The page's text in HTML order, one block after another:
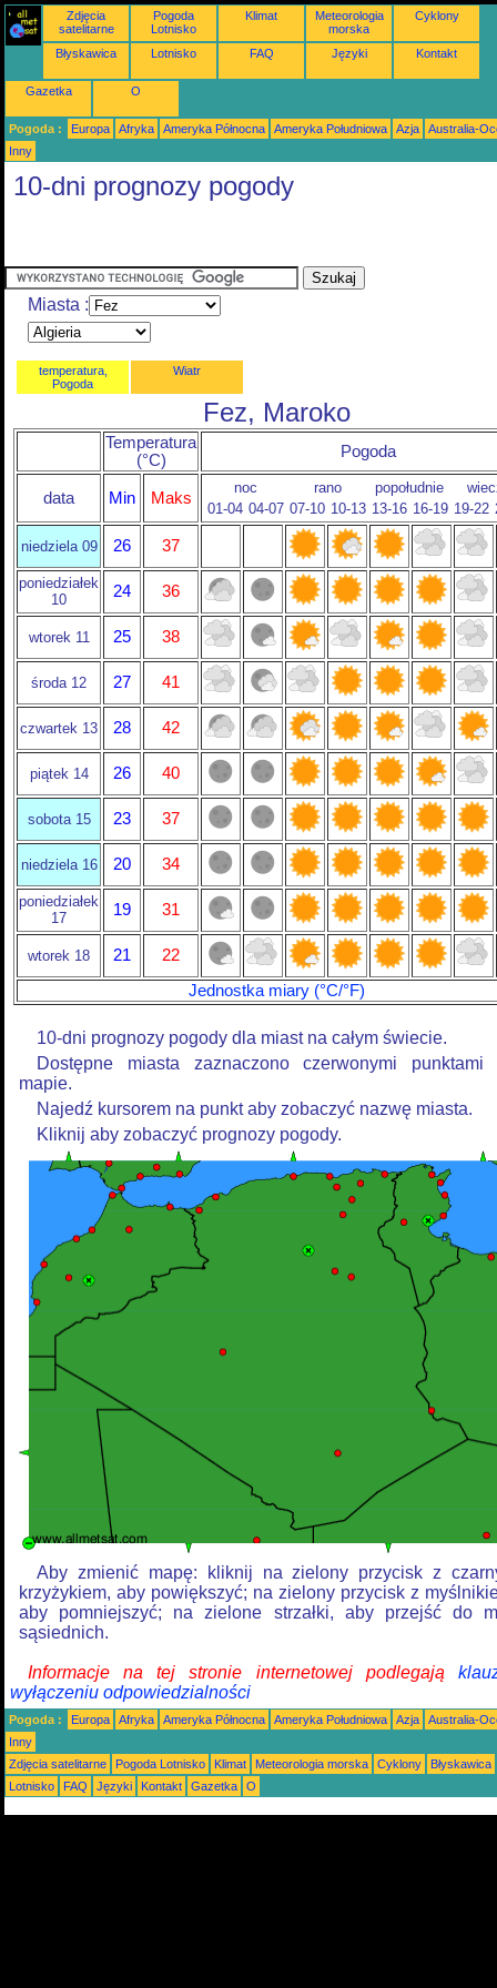
Zdjęcia
satelitarne
Pogoda
Lotnisko
Klimat
Meteorologia
morska
Cyklony
Błyskawica Lotnisko FAQ Języki Kontakt
Gazetka O
Pogoda : Europa Afryka Ameryka Północna Ameryka Południowa Azja
Australia-
Inny
10-dni prognozy pogody
Miasta :
temperatura,
Pogoda
Wiatr
Fez, Maroko
Temperatura
(°C)
Pogoda
data Min Maks
noc rano popołudnie
01-04 04-07 07-10 10-13 13-16 16-19 19-22
niedziela 09 26 37
poniedziałek
10
24 36
wtorek 11 25 38
środa 12 27 41
czwartek 13 28 42
piątek 14 26 40
sobota 15 23 37
niedziela 16 20 34
poniedziałek
17
19 31
wtorek 18 21
22
Jednostka miary (°C/°F)
10-dni prognozy pogody dla miast na całym świecie.
Dostępne miasta zaznaczono czerwonymi punktami
mapie.
Najedź kursorem na punkt aby zobaczyć nazwę miasta.
Kliknij aby zobaczyć prognozy pogody.
Aby zmienić mapę: kliknij na zielony przycisk z
krzyżykiem, aby powiększyć; na zielony przycisk z
aby pomniejszyć; na zielone strzałki, aby przejść do
sąsiednich.
Informacje na tej stronie internetowej podlegają
wyłączeniu odpowiedzialności
Pogoda : Europa Afryka Ameryka Północna Ameryka Południowa Azja
Australia-
Inny
Zdjęcia satelitarne
Pogoda Lotnisko Klimat Meteorologia morska Cyklony
Błyskawica
Lotnisko
FAQ Języki Kontakt Gazetka O